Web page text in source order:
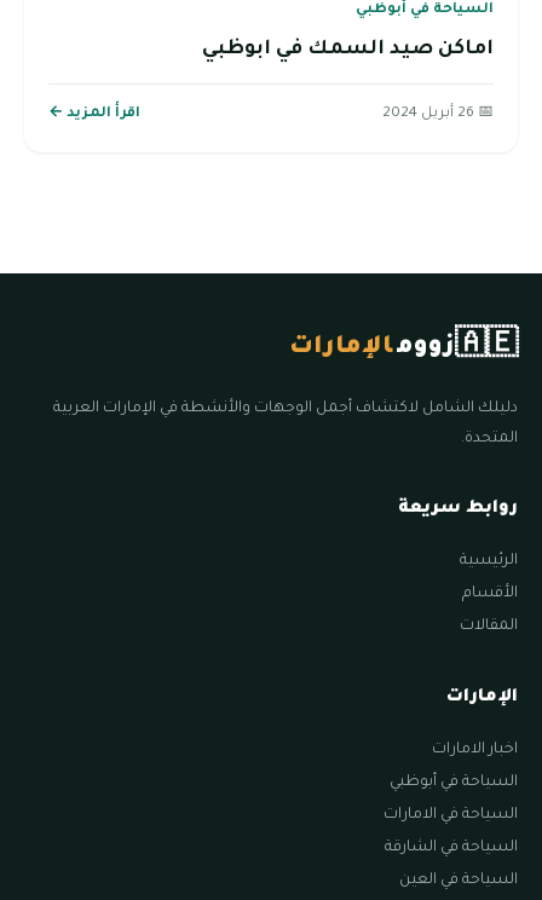
السياحة في أبوظبي
اماكن صيد السمك في ابوظبي
📅 26 أبريل 2024 اقرأ المزيد ←
🇦🇪زوومالإمارات
دليلك الشامل لاكتشاف أجمل الوجهات والأنشطة في الإمارات العربية
المتحدة.
روابط سريعة
الرئيسية
الأقسام
المقالات
الإمارات
اخبار الامارات
السياحة في أبوظبي
السياحة في الامارات
السياحة في الشارقة
السياحة في العين